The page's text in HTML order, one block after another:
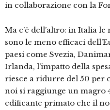
in collaborazione con la
Ma c’è dell’altro: in Italia
sono le meno efficaci
paesi come Svezia,
Irlanda, l’impatto della
riesce a ridurre del 50 per
noi si raggiunge un magro
edificante primato che il